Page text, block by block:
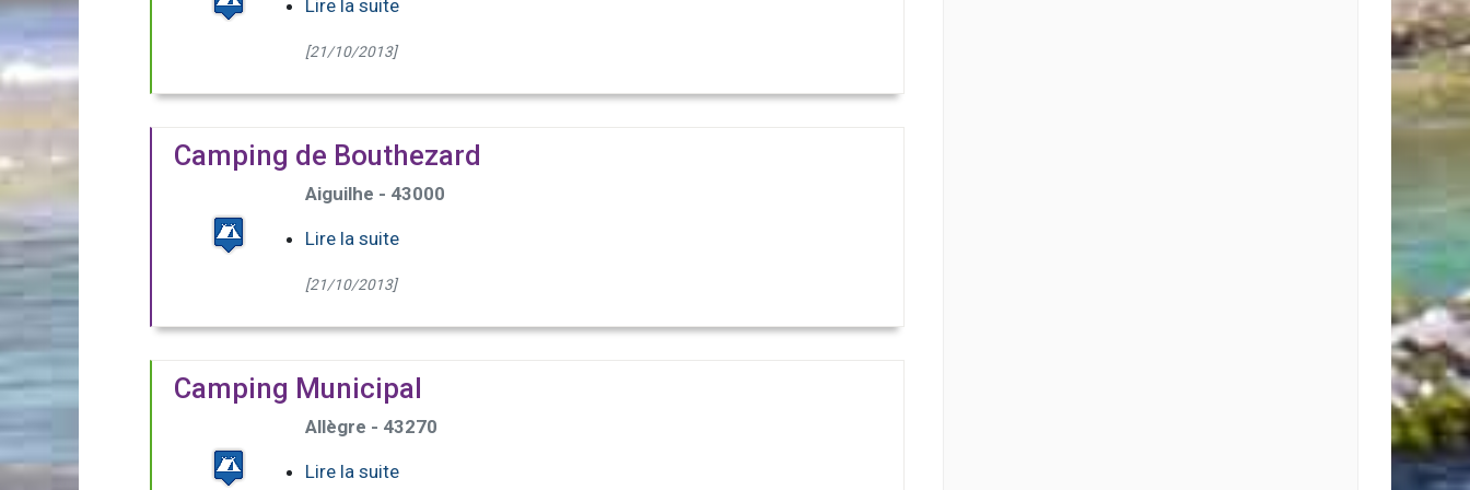
Lire la suite
[21/10/2013]
Camping de Bouthezard
Aiguilhe - 43000
Lire la suite
[21/10/2013]
Camping Municipal
Allègre - 43270
Lire la suite